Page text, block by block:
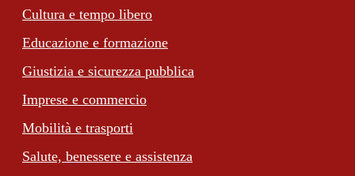
Cultura e tempo libero
Educazione e formazione
Giustizia e sicurezza pubblica
Imprese e commercio
Mobilità e trasporti
Salute, benessere e assistenza